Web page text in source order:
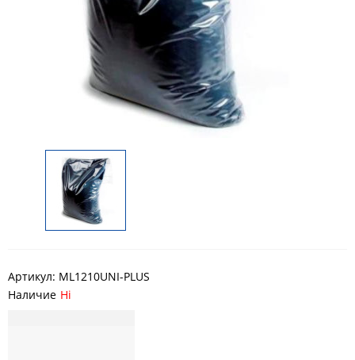
Артикул: ML1210UNI-PLUS
Наличие Ні